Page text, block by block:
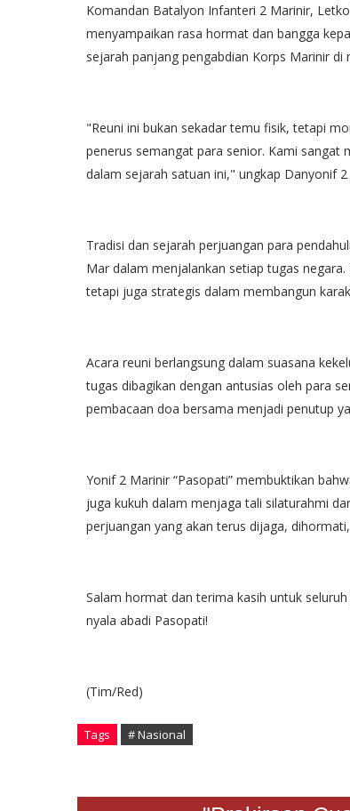
Komandan Batalyon Infanteri 2 Marinir,
menyampaikan rasa hormat dan bangga
sejarah panjang pengabdian Korps Marinir di
"Reuni ini bukan sekadar temu fisik, tetapi
penerus semangat para senior. Kami sangat
dalam sejarah satuan ini," ungkap Danyonif
Tradisi dan sejarah perjuangan para
Mar dalam menjalankan setiap tugas
tetapi juga strategis dalam membangun
Acara reuni berlangsung dalam suasana
tugas dibagikan dengan antusias oleh para
pembacaan doa bersama menjadi penutup
Yonif 2 Marinir “Pasopati” membuktikan
juga kukuh dalam menjaga tali silaturahmi
perjuangan yang akan terus dijaga,
Salam hormat dan terima kasih untuk
nyala abadi Pasopati!
(Tim/Red)
Tags # Nasional